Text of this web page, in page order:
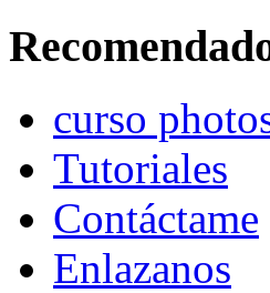
curso
Tutoriales
Contáctame
Enlazanos